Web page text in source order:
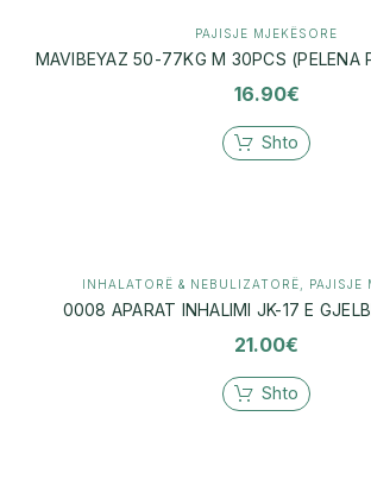
PAJISJE MJEKËSORE
MAVIBEYAZ 50-77KG M 30PCS (PELENA
16.90€
Shto
INHALATORË & NEBULIZATORË PAJISJE
0008 APARAT INHALIMI JK-17 E
21.00€
Shto